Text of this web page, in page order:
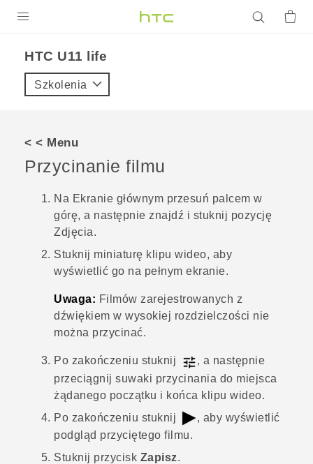
VIVE
POMOC TECHNICZNA
Urządzenia i akcesoria HTC
Zaloguj się
HTC U11 life‎
Szkolenia
< < Menu
Przycinanie filmu
Na Ekranie głównym przesuń palcem w
górę, a następnie znajdź i stuknij pozycję
Zdjęcia.
Stuknij miniaturę klipu wideo, aby
wyświetlić go na pełnym ekranie.
Uwaga: Filmów zarejestrowanych z
dźwiękiem w wysokiej rozdzielczości nie
można przycinać.
Po zakończeniu stuknij
, a następnie
przeciągnij suwaki przycinania do miejsca
żądanego początku i końca klipu wideo.
Po zakończeniu stuknij
, aby wyświetlić
podgląd przyciętego filmu.
Stuknij przycisk Zapisz.